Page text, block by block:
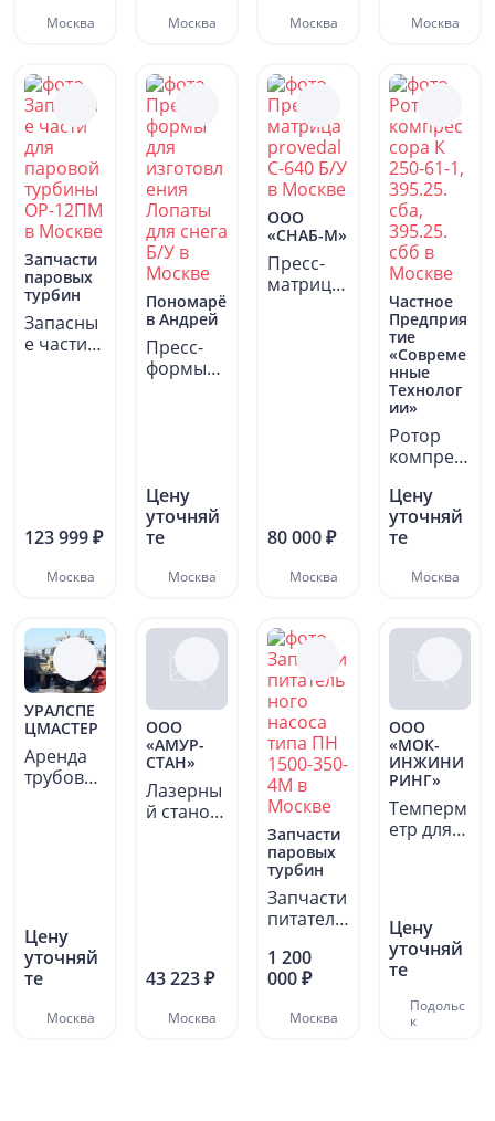
Москва Москва Москва Москва
Запчасти
паровых
турбин
Запасны
е части
123 999 ₽
Москва
Пономарё
в Андрей
Пресс-
формы
Цену
уточняй
те
Москва
OOO
«СНАБ-М»
Пресс-
матрица
80 000 ₽
Москва
Частное
Предприя
тие
«Совреме
нные
Технолог
ии»
Ротор
компрес
250-61-1,
395.25....
Цену
уточняй
те
Москва
УРАЛСПЕ
ЦМАСТЕР
Аренда
трубовоз
Цену
уточняй
те
Москва
ООО
«АМУР-
СТАН»
Лазерны
й станок
43 223 ₽
Москва
Запчасти
паровых
турбин
Запчасти
питатель
насоса
типа
1 200
000 ₽
Москва
ООО
«МОК-
ИНЖИНИ
РИНГ»
Темперм
етр для
Цену
уточняй
те
Подольс
к